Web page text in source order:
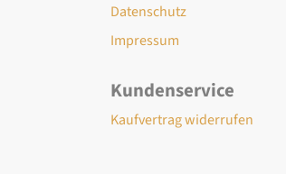
Datenschutz
Impressum
Kundenservice
Kaufvertrag widerrufen